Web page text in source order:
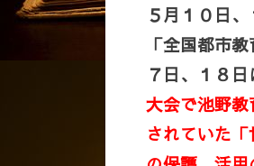
５月１０日
「全国都市
７日、１８
大会で池野
されていた